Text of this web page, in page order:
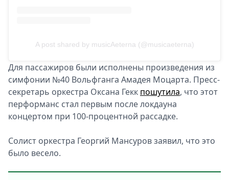
A post shared by musicAeterna (@musicaeterna)
Для пассажиров были исполнены произведения из
симфонии №40 Вольфганга Амадея Моцарта. Пресс-
секретарь оркестра Оксана Гекк пошутила, что этот
перформанс стал первым после локдауна
концертом при 100-процентной рассадке.
Солист оркестра Георгий Мансуров заявил, что это
было весело.